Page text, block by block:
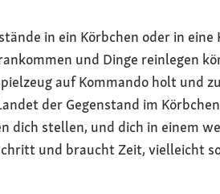
in ein Körbchen oder in eine
und Dinge reinlegen
auf Kommando holt und
der Gegenstand im
dich stellen, und dich in einem
und braucht Zeit, vielleicht